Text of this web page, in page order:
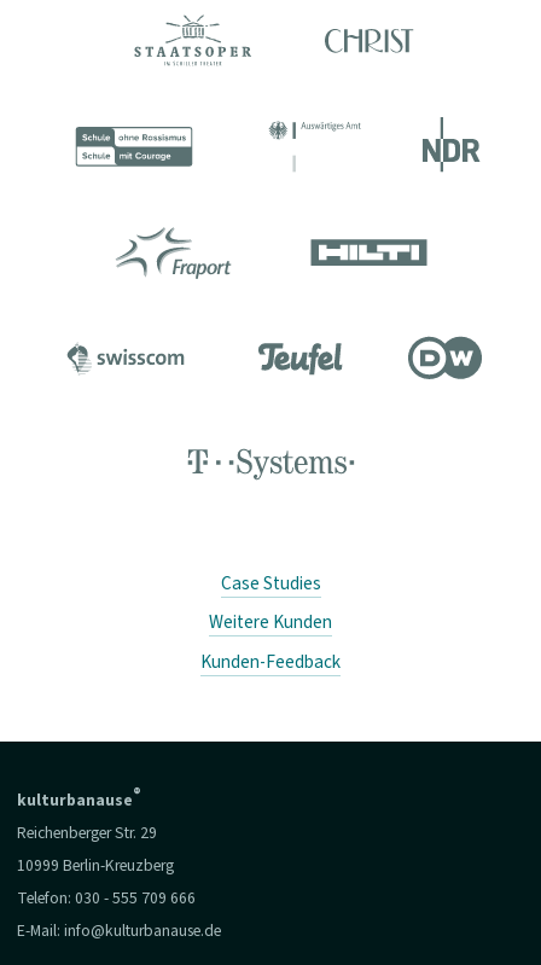
Case Studies
Weitere Kunden
Kunden-Feedback
kulturbanause®
Reichenberger Str. 29
10999 Berlin-Kreuzberg
Telefon: 030 - 555 709 666
E-Mail: info@kulturbanause.de